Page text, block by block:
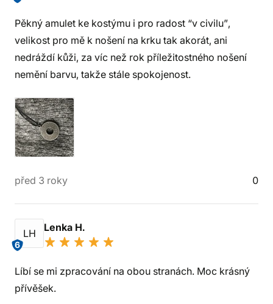
Pěkný amulet ke kostýmu i pro radost “v civilu”,
velikost pro mě k nošení na krku tak akorát, ani
nedráždí kůži, za víc než rok příležitostného nošení
nemění barvu, takže stále spokojenost.
před 3 roky 0
LH
6
Lenka H.
Líbí se mi zpracování na obou stranách. Moc krásný
přívěšek.